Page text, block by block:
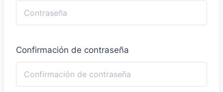
Confirmación de contraseña